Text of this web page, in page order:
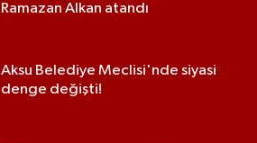
Ramazan Alkan atandı
Aksu Belediye Meclisi'nde siyasi
denge değişti!